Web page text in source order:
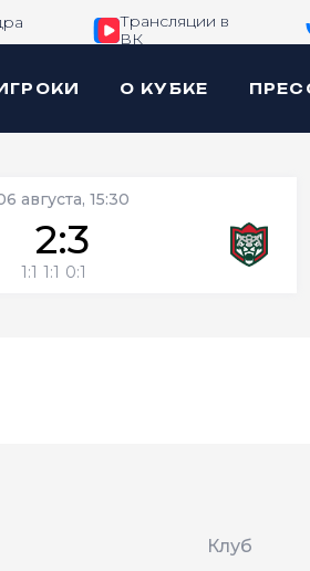
Трансляции в
ВК
О КУБКЕ
августа, 15:30
2:3
1:1 1:1 0:1
Клуб